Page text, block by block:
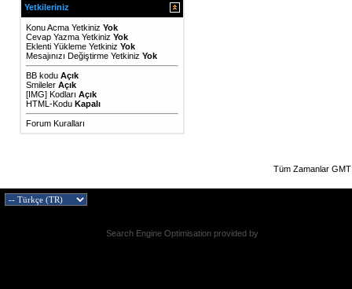
Yetkileriniz
Konu Acma Yetkiniz Yok
Cevap Yazma Yetkiniz Yok
Eklenti Yükleme Yetkiniz Yok
Mesajınızı Değiştirme Yetkiniz Yok
BB kodu Açık
Smileler Açık
[IMG] Kodları Açık
HTML-Kodu Kapalı
Forum Kuralları
Tüm Zamanlar
Search Engine Optimisation provided by